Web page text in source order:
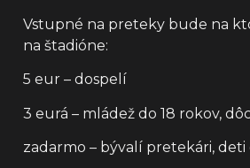
Vstupné na preteky bude na
na štadióne:
5 eur – dospelí
3 eurá – mládež do 18 rokov,
zadarmo – bývalí pretekári, deti